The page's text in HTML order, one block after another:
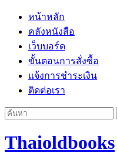
หน้าหลัก
คลังหนังสือ
เว็บบอร์ด
ขั้นตอนการสั่งซื้อ
แจ้งการชำระเงิน
ติดต่อเรา
Thaioldbooks